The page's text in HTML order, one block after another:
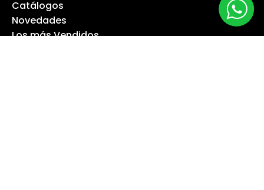
Catálogos
Novedades
Los más Vendidos